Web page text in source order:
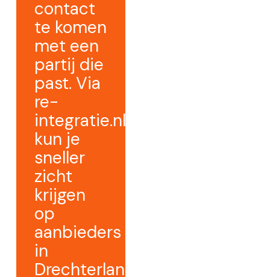
contact
te komen
met een
partij die
past. Via
re-
integratie.nl
kun je
sneller
zicht
krijgen
op
aanbieders
in
Drechterland